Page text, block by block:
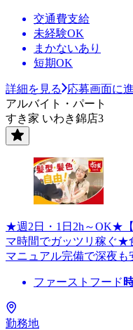
交通費支給
未経験OK
まかないあり
短期OK
詳細を見る
応募画面に
アルバイト・パート
すき家 いわき錦店3
★週2日・1日2h～OK★
マ時間でガッツリ稼ぐ★
マニュアル完備で深夜も
ファーストフード
勤務地